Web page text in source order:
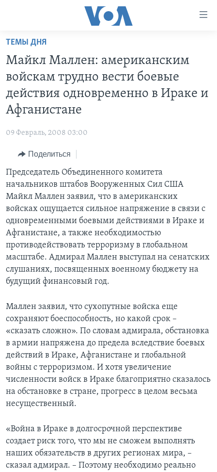
Перейти
основной
контент
Перейти
основной
Перейти
поиск
АМЕРИКА
НОВОСТИ ЗА МИНУТУ
ПОЧЕМУ ЭТО ВАЖНО?
ДИСКУССИЯ VOA
ДЕТАЛИ
НЬЮ-ЙОРК NEW YORK
АМЕРИКА. БОЛЬШОЕ ПУТЕШЕСТВИЕ
ПРОЕКТЫ
УЧИМ АНГЛИЙСКИЙ
А КАК В АМЕРИКЕ?
АРТЕФАКТЫ
АМЕРИКАНСКИЕ ГОРОДКИ
ТЕСТЫ
ЭКСПЕРТИЗА
ФАКТЫ ПРОТИВ ФЕЙКОВ
ЗА СВОБОДУ ПРЕССЫ
УЧИМ АНГЛИЙСКИЙ
ВИДЕО
ПОДПИСКА НА НОВОСТИ
Learning English
СОЦИАЛЬНЫЕ СЕТИ
Языки
ТЕМЫ ДНЯ
Майкл Маллен: американским
войскам трудно вести боевые
действия одновременно в Ираке и
Афганистане
09 Февраль, 2008 03:00
Поделиться
Председатель Объединенного комитета
начальников штабов Вооруженных Сил США
Майкл Маллен заявил, что в американских
войсках ощущается сильное напряжение в связи с
одновременными боевыми действиями в Ираке и
Афганистане, а также необходимостью
противодействовать терроризму в глобальном
масштабе. Адмирал Маллен выступал на сенатских
слушаниях, посвященных военному бюджету на
будущий финансовый год.
Маллен заявил, что сухопутные войска еще
сохраняют боеспособность, но какой срок –
«сказать сложно». По словам адмирала, обстановка
в армии напряжена до предела вследствие боевых
действий в Ираке, Афганистане и глобальной
войны с терроризмом. И хотя увеличение
численности войск в Ираке благоприятно сказалось
на обстановке в стране, прогресс в целом весьма
несущественный.
«Война в Ираке в долгосрочной перспективе
создает риск того, что мы не сможем выполнять
наших обязательств в других регионах мира, –
сказал адмирал. – Поэтому необходимо реально